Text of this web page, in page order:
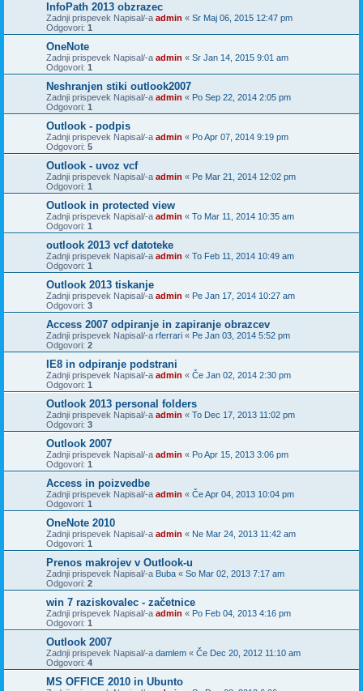
InfoPath 2013 obzrazec
Zadnji prispevek Napisal/-a admin « Sr Maj 06, 2015 12:47 pm
Odgovori: 1
OneNote
Zadnji prispevek Napisal/-a admin « Sr Jan 14, 2015 9:01 am
Odgovori: 1
Neshranjen stiki outlook2007
Zadnji prispevek Napisal/-a admin « Po Sep 22, 2014 2:05 pm
Odgovori: 1
Outlook - podpis
Zadnji prispevek Napisal/-a admin « Po Apr 07, 2014 9:19 pm
Odgovori: 5
Outlook - uvoz vcf
Zadnji prispevek Napisal/-a admin « Pe Mar 21, 2014 12:02 pm
Odgovori: 1
Outlook in protected view
Zadnji prispevek Napisal/-a admin « To Mar 11, 2014 10:35 am
Odgovori: 1
outlook 2013 vcf datoteke
Zadnji prispevek Napisal/-a admin « To Feb 11, 2014 10:49 am
Odgovori: 1
Outlook 2013 tiskanje
Zadnji prispevek Napisal/-a admin « Pe Jan 17, 2014 10:27 am
Odgovori: 3
Access 2007 odpiranje in zapiranje obrazcev
Zadnji prispevek Napisal/-a rferrari « Pe Jan 03, 2014 5:52 pm
Odgovori: 2
IE8 in odpiranje podstrani
Zadnji prispevek Napisal/-a admin « Če Jan 02, 2014 2:30 pm
Odgovori: 1
Outlook 2013 personal folders
Zadnji prispevek Napisal/-a admin « To Dec 17, 2013 11:02 pm
Odgovori: 3
Outlook 2007
Zadnji prispevek Napisal/-a admin « Po Apr 15, 2013 3:06 pm
Odgovori: 1
Access in poizvedbe
Zadnji prispevek Napisal/-a admin « Če Apr 04, 2013 10:04 pm
Odgovori: 1
OneNote 2010
Zadnji prispevek Napisal/-a admin « Ne Mar 24, 2013 11:42 am
Odgovori: 1
Prenos makrojev v Outlook-u
Zadnji prispevek Napisal/-a Buba « So Mar 02, 2013 7:17 am
Odgovori: 2
win 7 raziskovalec - začetnice
Zadnji prispevek Napisal/-a admin « Po Feb 04, 2013 4:16 pm
Odgovori: 1
Outlook 2007
Zadnji prispevek Napisal/-a damlem « Če Dec 20, 2012 11:10 am
Odgovori: 4
MS OFFICE 2010 in Ubunto